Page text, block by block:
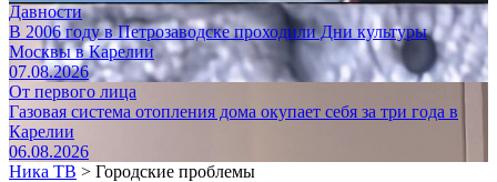
Давности
В 2006 году в Петрозаводске проходили Дни культуры
Москвы в Карелии
07.08.2026
От первого лица
Газовая система отопления дома окупает себя за три года в
Карелии
06.08.2026
Ника ТВ > Городские проблемы